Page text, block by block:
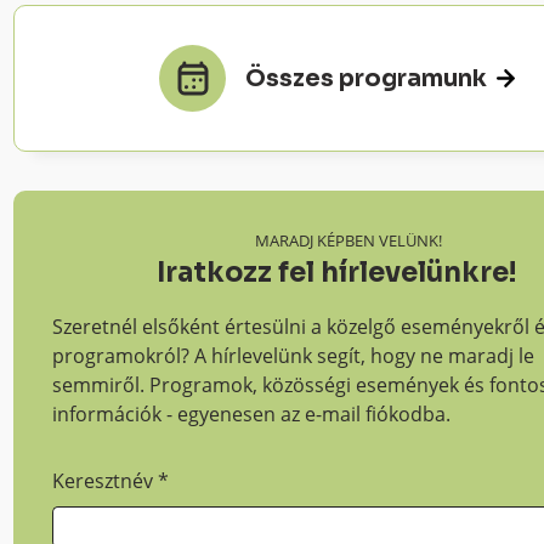
Összes programunk
MARADJ KÉPBEN VELÜNK!
Iratkozz fel hírlevelünkre!
Szeretnél elsőként értesülni a közelgő eseményekről
programokról? A hírlevelünk segít, hogy ne maradj le
semmiről. Programok, közösségi események és
információk - egyenesen az e-mail fiókodba.
Keresztnév*